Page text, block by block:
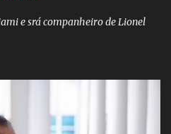
e srá companheiro de Lionel